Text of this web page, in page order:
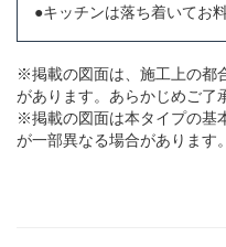
●キッチンは落ち着いてお
※掲載の図面は、施工上の都
があります。あらかじめご了
※掲載の図面は本タイプの基
が一部異なる場合があります